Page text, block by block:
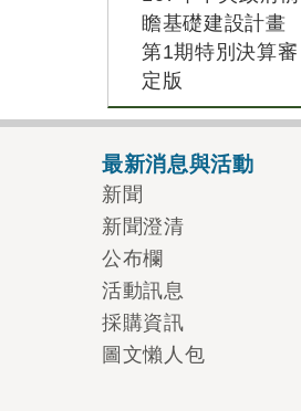
瞻基礎建設計畫
第1期特別決算審
定版
最新消息與活動
新聞
新聞澄清
公布欄
活動訊息
採購資訊
圖文懶人包